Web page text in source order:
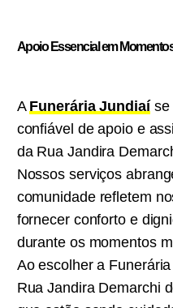
Apoio Essencial em
A Funerária Jundiaíse
confiável de apoio e
da Rua Jandira
Nossos serviços
comunidade refletem
fornecer conforto e
durante os momentos
Ao escolher a
Rua Jandira Demarchi